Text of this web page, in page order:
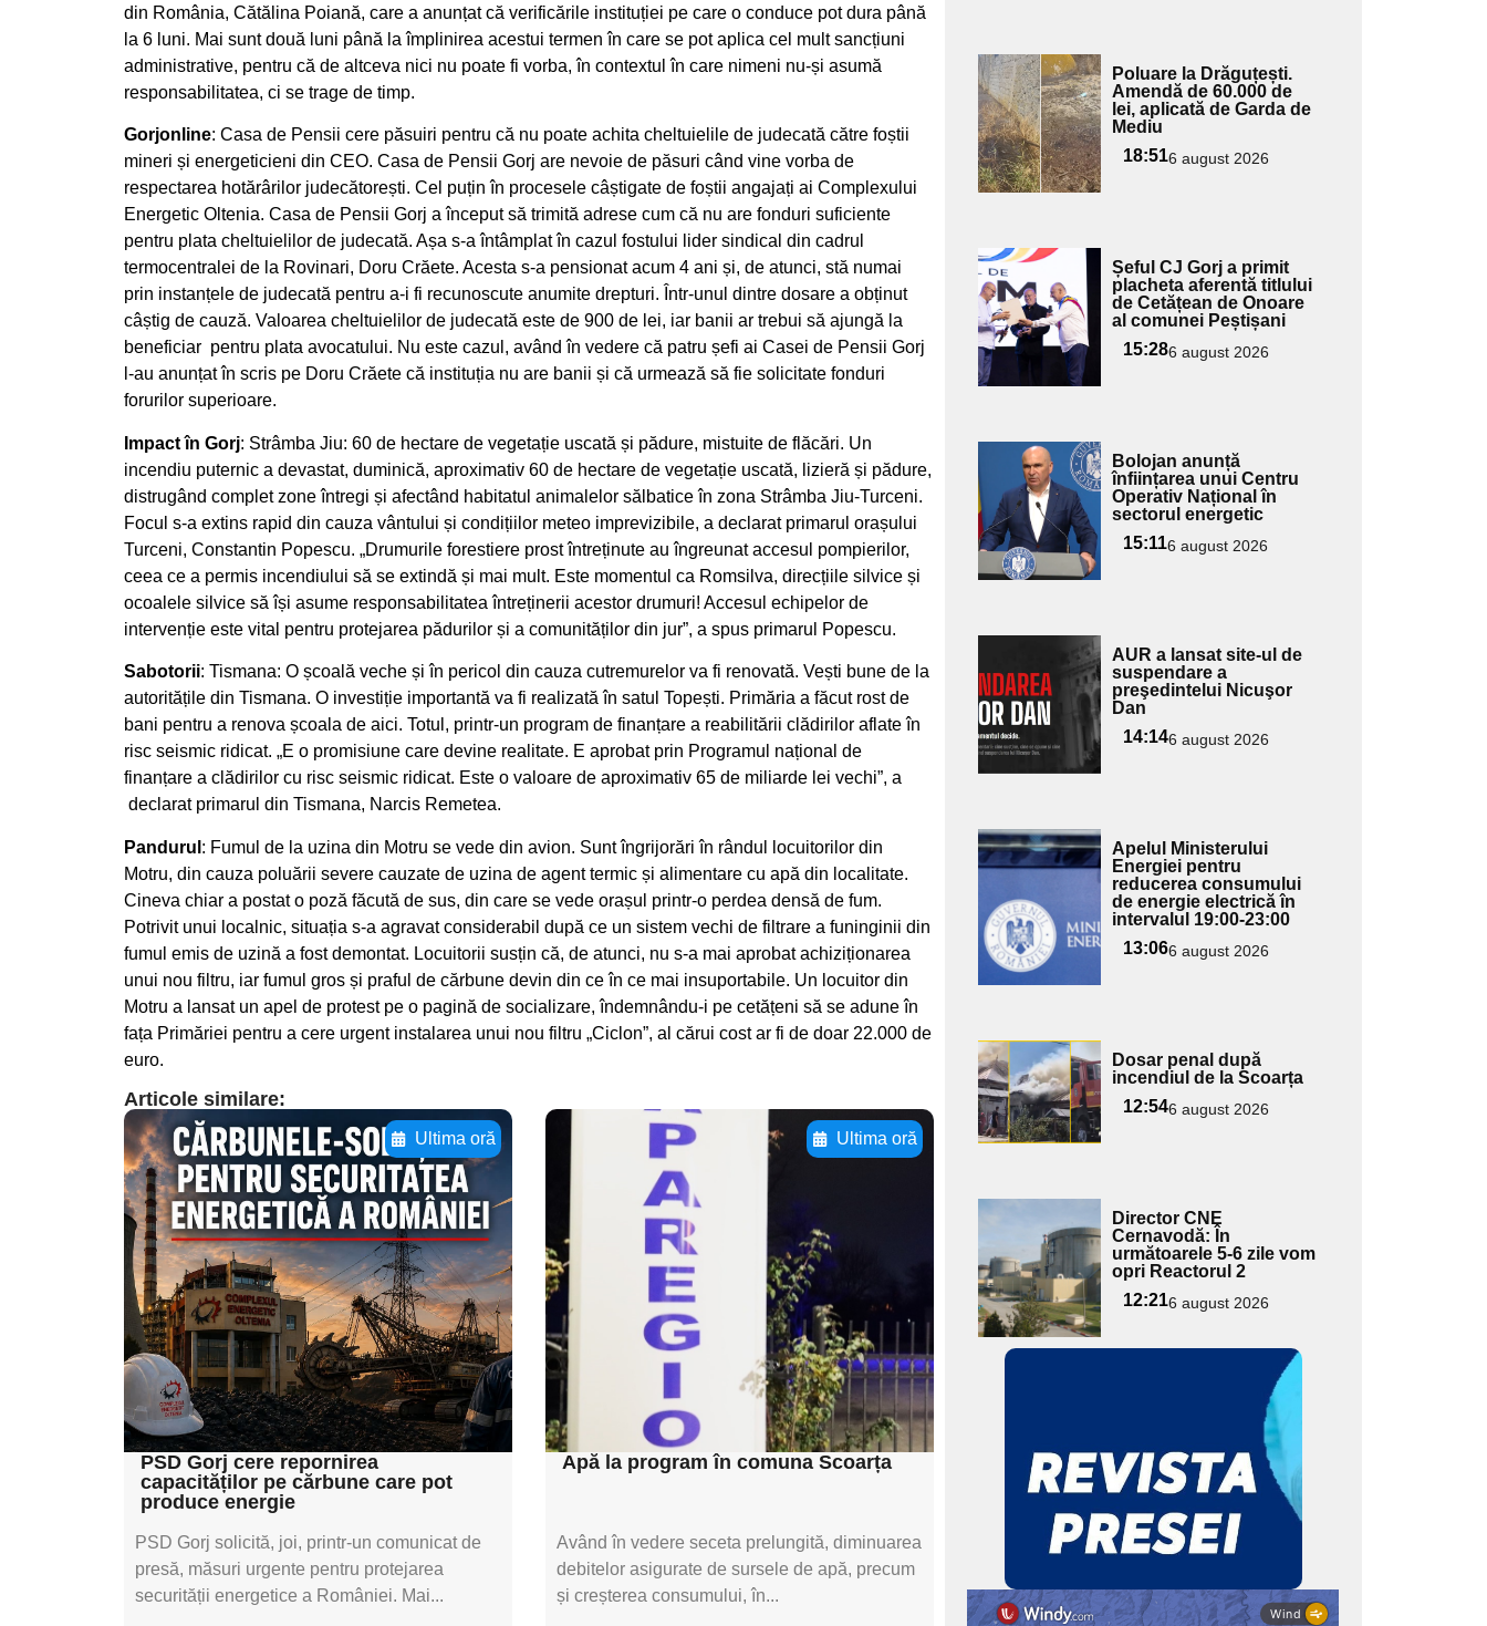
din România, Cătălina Poiană, care a anunțat că verificările instituției pe care o conduce pot dura până
la 6 luni. Mai sunt două luni până la împlinirea acestui termen în care se pot aplica cel mult sancțiuni
administrative, pentru că de altceva nici nu poate fi vorba, în contextul în care nimeni nu-și asumă
responsabilitatea, ci se trage de timp.
Gorjonline: Casa de Pensii cere păsuiri pentru că nu poate achita cheltuielile de judecată către foștii
mineri și energeticieni din CEO. Casa de Pensii Gorj are nevoie de păsuri când vine vorba de
respectarea hotărârilor judecătorești. Cel puțin în procesele câștigate de foștii angajați ai Complexului
Energetic Oltenia. Casa de Pensii Gorj a început să trimită adrese cum că nu are fonduri suficiente
pentru plata cheltuielilor de judecată. Așa s-a întâmplat în cazul fostului lider sindical din cadrul
termocentralei de la Rovinari, Doru Crăete. Acesta s-a pensionat acum 4 ani și, de atunci, stă numai
prin instanțele de judecată pentru a-i fi recunoscute anumite drepturi. Într-unul dintre dosare a obținut
câștig de cauză. Valoarea cheltuielilor de judecată este de 900 de lei, iar banii ar trebui să ajungă la
beneficiar pentru plata avocatului. Nu este cazul, având în vedere că patru șefi ai Casei de Pensii Gorj
l-au anunțat în scris pe Doru Crăete că instituția nu are banii și că urmează să fie solicitate fonduri
forurilor superioare.
Impact în Gorj: Strâmba Jiu: 60 de hectare de vegetație uscată și pădure, mistuite de flăcări. Un
incendiu puternic a devastat, duminică, aproximativ 60 de hectare de vegetație uscată, lizieră și pădure,
distrugând complet zone întregi și afectând habitatul animalelor sălbatice în zona Strâmba Jiu-Turceni.
Focul s-a extins rapid din cauza vântului și condițiilor meteo imprevizibile, a declarat primarul orașului
Turceni, Constantin Popescu. „Drumurile forestiere prost întreținute au îngreunat accesul pompierilor,
ceea ce a permis incendiului să se extindă și mai mult. Este momentul ca Romsilva, direcțiile silvice și
ocoalele silvice să își asume responsabilitatea întreținerii acestor drumuri! Accesul echipelor de
intervenție este vital pentru protejarea pădurilor și a comunităților din jur”, a spus primarul Popescu.
Sabotorii: Tismana: O școală veche și în pericol din cauza cutremurelor va fi renovată. Vești bune de la
autoritățile din Tismana. O investiție importantă va fi realizată în satul Topești. Primăria a făcut rost de
bani pentru a renova școala de aici. Totul, printr-un program de finanțare a reabilitării clădirilor aflate în
risc seismic ridicat. „E o promisiune care devine realitate. E aprobat prin Programul național de
finanțare a clădirilor cu risc seismic ridicat. Este o valoare de aproximativ 65 de miliarde lei vechi”, a
declarat primarul din Tismana, Narcis Remetea.
Pandurul : Fumul de la uzina din Motru se vede din avion. Sunt îngrijorări în rândul locuitorilor din
Motru, din cauza poluării severe cauzate de uzina de agent termic și alimentare cu apă din localitate.
Cineva chiar a postat o poză făcută de sus, din care se vede orașul printr-o perdea densă de fum.
Potrivit unui localnic, situația s-a agravat considerabil după ce un sistem vechi de filtrare a funinginii din
fumul emis de uzină a fost demontat. Locuitorii susțin că, de atunci, nu s-a mai aprobat achiziționarea
unui nou filtru, iar fumul gros și praful de cărbune devin din ce în ce mai insuportabile. Un locuitor din
Motru a lansat un apel de protest pe o pagină de socializare, îndemnându-i pe cetățeni să se adune în
fața Primăriei pentru a cere urgent instalarea unui nou filtru „Ciclon”, al cărui cost ar fi de doar 22.000 de
euro.
Articole similare:
Ultima oră
Adaugă aici textul
pentru
subtitluAdaugă aici
textul pentru
subtitluAdaugă aici
textul pentru
subtitluAdaugă aici
textul pentru subti
PSD Gorj cere repornirea
capacităților pe cărbune care pot
produce energie
PSD Gorj solicită, joi, printr-un comunicat de
presă, măsuri urgente pentru protejarea
securității energetice a României. Mai...
Ultima oră
Adaugă aici textul
pentru
subtitluAdaugă aici
textul pentru
subtitluAdaugă aici
textul pentru
subtitluAdaugă aici
textul pentru subti
Apă la program în comuna Scoarța
Având în vedere seceta prelungită, diminuarea
debitelor asigurate de sursele de apă, precum
și creșterea consumului, în...
Adaugă
aici textul
pentru
subtitlu
Poluare la Drăguțești.
Amendă de 60.000 de
lei, aplicată de Garda de
Mediu
18:516 august 2026
Adaugă
aici textul
pentru
subtitlu
Șeful CJ Gorj a primit
placheta aferentă titlului
de Cetățean de Onoare
al comunei Peștișani
15:286 august 2026
Adaugă
aici textul
pentru
subtitlu
Bolojan anunță
înființarea unui Centru
Operativ Național în
sectorul energetic
15:116 august 2026
aici textul
pentru
subtitlu
AUR a lansat site-ul de
suspendare a
preşedintelui Nicuşor
Dan
14:146 august 2026
Adaugă
aici textul
pentru
subtitlu
Apelul Ministerului
Energiei pentru
reducerea consumului
de energie electrică în
intervalul 19:00-23:00
13:066 august 2026
Adaugă
aici textul
pentru
subtitlu
Dosar penal după
incendiul de la Scoarța
12:546 august 2026
Adaugă
aici textul
pentru
subtitlu
Director CNE
Cernavodă: În
următoarele 5-6 zile vom
opri Reactorul 2
12:216 august 2026